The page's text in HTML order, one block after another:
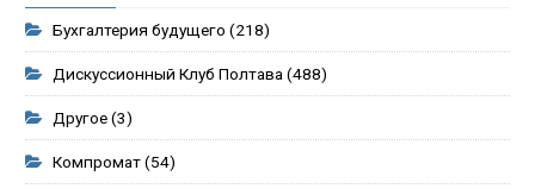
Бухгалтерия будущего (218)
Дискуссионный Клуб Полтава (488)
Другое(3)
Компромат(54)